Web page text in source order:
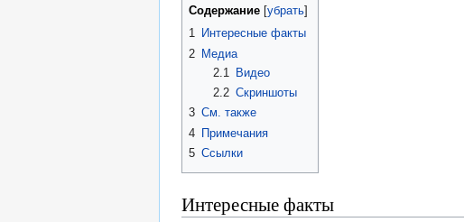
Содержание убрать
1 Интересные факты
2 Медиа
2.1
Видео
2.2 Скриншоты
3 См. также
4 Примечания
5 Ссылки
Интересные факты